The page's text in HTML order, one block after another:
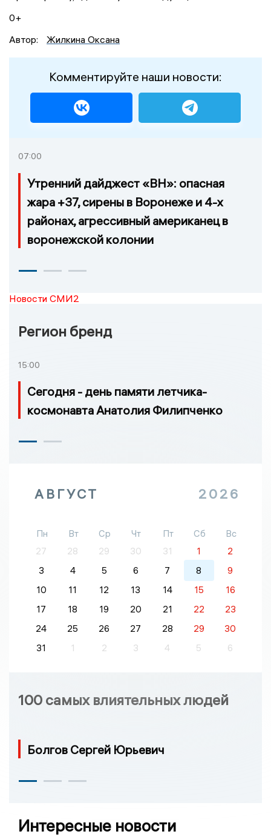
0+
Автор:
Жилкина Оксана
Комментируйте наши новости:
07:00
Утренний дайджест «ВН»: опасная
жара +37, сирены в Воронеже и 4-х
районах, агрессивный американец в
воронежской колонии
Новости СМИ2
Регион бренд
15:00
Сегодня - день памяти летчика-
космонавта Анатолия Филипченко
АВГУСТ 2026
Пн Вт Ср Чт Пт Сб
Вс
27
28 29 30 31 1
2
3
4 5 6 7 8
9
10
11 12 13 14 15
16
17
18 19 20 21 22
23
24
25 26 27 28 29
30
31
1 2 3 4 5 6
100 самых влиятельных людей
Болгов Сергей Юрьевич
Интересные новости